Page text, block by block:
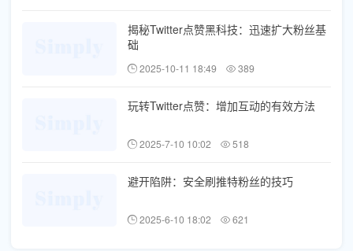
揭秘Twitter点赞黑科技：迅速扩大粉丝基
础
2025-10-11 18:49 389
玩转Twitter点赞：增加互动的有效方法
2025-7-10 10:02 518
避开陷阱：安全刷推特粉丝的技巧
2025-6-10 18:02 621